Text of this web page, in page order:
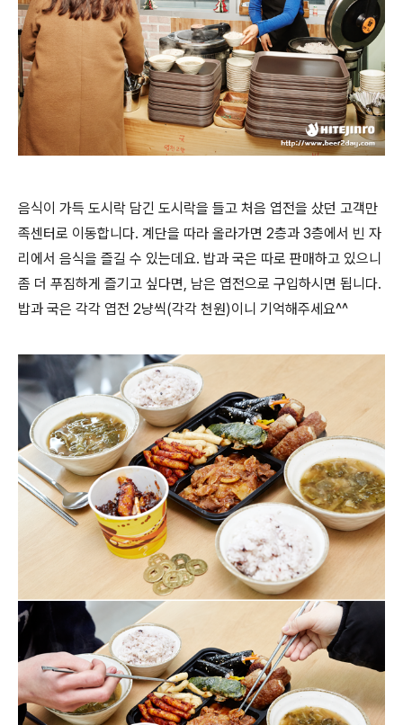
음식이 가득 도시락 담긴 도시락을 들고 처음 엽전을 샀던 고객만
족센터로 이동합니다. 계단을 따라 올라가면 2층과 3층에서 빈 자
리에서 음식을 즐길 수 있는데요. 밥과 국은 따로 판매하고 있으니
좀 더 푸짐하게 즐기고 싶다면, 남은 엽전으로 구입하시면 됩니다.
밥과 국은 각각 엽전 2냥씩(각각 천원)이니 기억해주세요^^